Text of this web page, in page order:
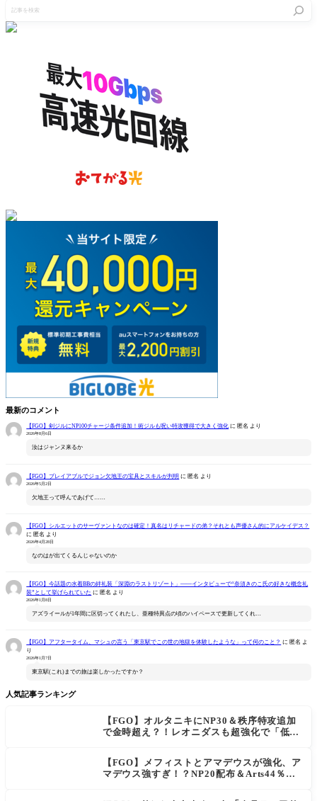
を
検
最新のコメント
【FGO】剣ジルにNP100チャージ条件追加！術ジルも呪い特攻獲得で大きく強化 に 匿名 より
2026年8月6日
汝はジャンヌ来るか
【FGO】プレイアブルでジョン欠地王の宝具とスキルが判明 に匿名 より
2026年5月2日
欠地王って呼んであげて……
【FGO】シルエットのサーヴァントなのは確定！真名はリチャードの弟？それとも声優さん的にアルケイデス？
に 匿名 より
2026年4月28日
なのはが出てくるんじゃないのか
【FGO】今話題の水着BBの絆礼装「深淵のラストリゾート」――インタビューで“奈須きのこ氏の好きな概念礼
装”として挙げられていた に 匿名 より
2026年1月8日
アズライールが1年間に区切ってくれたし、亜種特異点の頃のハイペースで更新してくれ…
【FGO】アフタータイム、マシュの言う「東京駅でこの世の地獄を体験したような」って何のこと？ に 匿名 よ
り
2026年1月7日
東京駅(これ)までの旅は楽しかったですか？
人気記事ランキング
【FGO】オルタニキにNP30＆秩序特攻追加
で金時超え？！レオニダスも超強化で「低レ
【FGO】メフィストとアマデウスが強化、ア
マデウス強すぎ！？NP20配布＆Arts44％強